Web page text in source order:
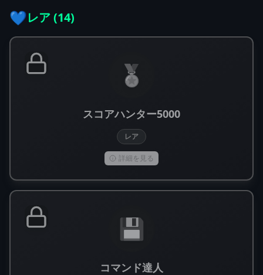
💙レア(14)
🏅
スコアハンター5000
レア
詳細を見る
💾
コマンド達人